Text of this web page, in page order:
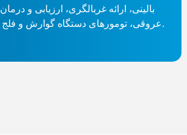
بالینی، ارائه غربالگری، ارزیابی و
عروقی، تومورهای دستگاه گوارش و فلج مغزی تمرکز دارد.